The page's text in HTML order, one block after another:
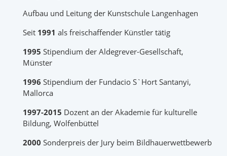
Aufbau und Leitung der Kunstschule Langenhagen
Seit 1991 als freischaffender Künstler tätig
1995 Stipendium der Aldegrever-Gesellschaft,
Münster
1996 Stipendium der Fundacio S`Hort Santanyi,
Mallorca
1997-2015 Dozent an der Akademie für kulturelle
Bildung, Wolfenbüttel
2000 Sonderpreis der Jury beim Bildhauerwettbewerb